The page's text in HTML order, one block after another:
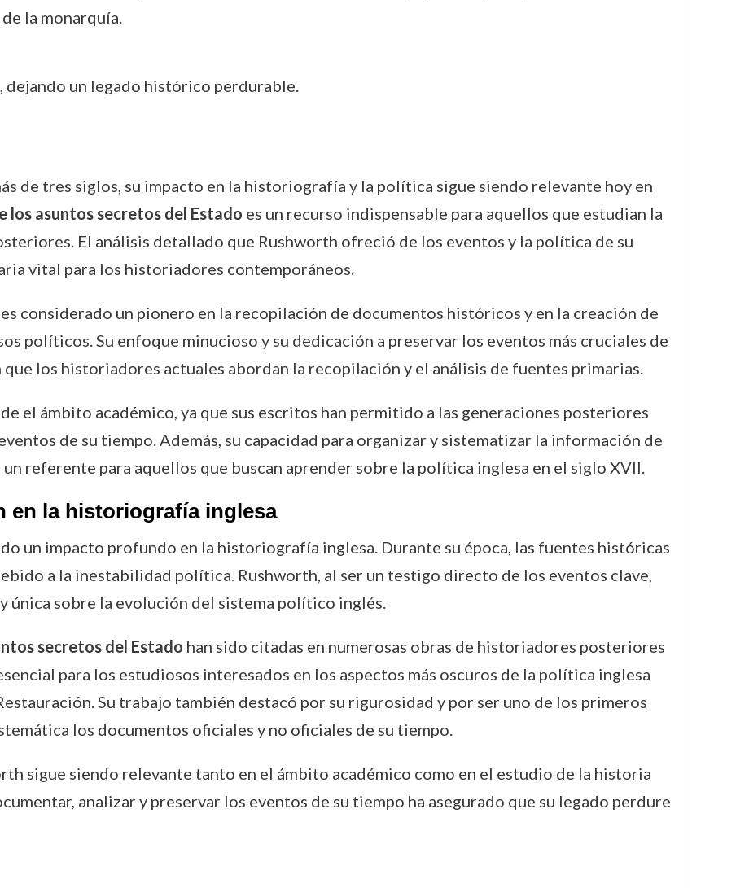
la monarquía.
dejando un legado histórico perdurable.
de tres siglos, su impacto en la historiografía y la política sigue siendo relevante hoy en
los asuntos secretos del Estado es un recurso indispensable para aquellos que estudian la
El análisis detallado que Rushworth ofreció de los eventos y la política de su
vital para los historiadores contemporáneos.
considerado un pionero en la recopilación de documentos históricos y en la creación de
políticos. Su enfoque minucioso y su dedicación a preservar los eventos más cruciales de
que los historiadores actuales abordan la recopilación y el análisis de fuentes primarias.
el ámbito académico, ya que sus escritos han permitido a las generaciones posteriores
de su tiempo. Además, su capacidad para organizar y sistematizar la información de
referente para aquellos que buscan aprender sobre la política inglesa en el siglo XVII.
en la historiografía inglesa
un impacto profundo en la historiografía inglesa. Durante su época, las fuentes históricas
a la inestabilidad política. Rushworth, al ser un testigo directo de los eventos clave,
única sobre la evolución del sistema político inglés.
secretos del Estado han sido citadas en numerosas obras de historiadores posteriores
para los estudiosos interesados en los aspectos más oscuros de la política inglesa
Su trabajo también destacó por su rigurosidad y por ser uno de los primeros
los documentos oficiales y no oficiales de su tiempo.
sigue siendo relevante tanto en el ámbito académico como en el estudio de la historia
analizar y preservar los eventos de su tiempo ha asegurado que su legado perdure